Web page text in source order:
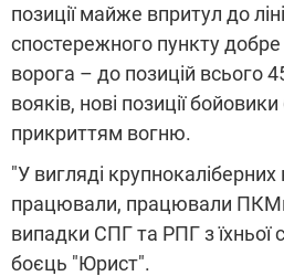
позиції майже впритул до
спостережного пункту
ворога – до позицій всього
вояків, нові позиції
прикриттям вогню.
"У вигляді крупнокаліберних
працювали, працювали
випадки СПГ та РПГ з їхньої
боєць "Юрист".